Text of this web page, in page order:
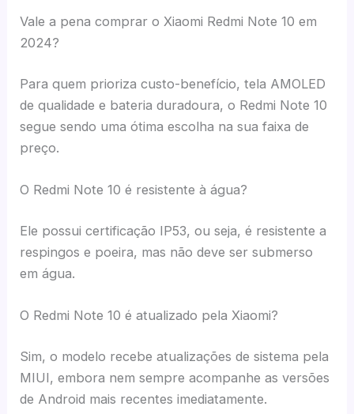
Vale a pena comprar o Xiaomi Redmi Note 10 em
2024?
Para quem prioriza custo-benefício, tela AMOLED
de qualidade e bateria duradoura, o Redmi Note 10
segue sendo uma ótima escolha na sua faixa de
preço.
O Redmi Note 10 é resistente à água?
Ele possui certificação IP53, ou seja, é resistente a
respingos e poeira, mas não deve ser submerso
em água.
O Redmi Note 10 é atualizado pela Xiaomi?
Sim, o modelo recebe atualizações de sistema pela
MIUI, embora nem sempre acompanhe as versões
de Android mais recentes imediatamente.